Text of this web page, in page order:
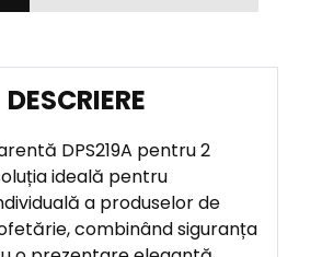
DPS219A pentru 2
ideală pentru
a produselor de
combinând siguranța